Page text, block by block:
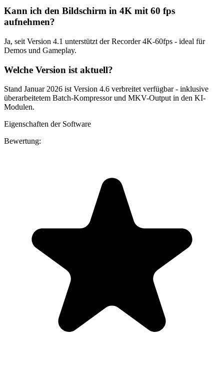
Kann ich den Bildschirm in 4K mit 60 fps
aufnehmen?
Ja, seit Version 4.1 unterstützt der Recorder 4K-60fps - ideal für
Demos und Gameplay.
Welche Version ist aktuell?
Stand Januar 2026 ist Version 4.6 verbreitet verfügbar - inklusive
überarbeitetem Batch-Kompressor und MKV-Output in den KI-
Modulen.
Eigenschaften der Software
Bewertung: